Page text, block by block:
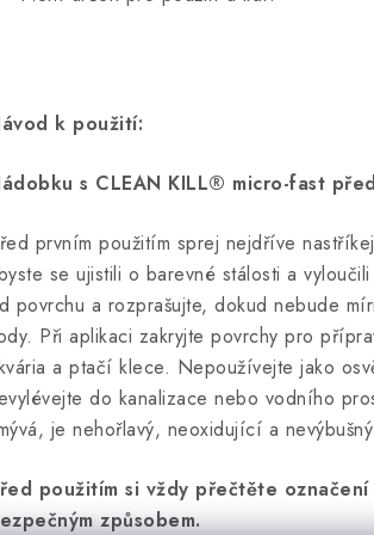
k použití:
s CLEAN KILL® micro-fast
prvním použitím sprej nejdříve
se ujistili o barevné stálosti a
povrchu a rozprašujte, dokud nebude
Při aplikaci zakryjte povrchy pro
a ptačí klece. Nepoužívejte jako
do kanalizace nebo vodního
je nehořlavý, neoxidující a
použitím si vždy přečtěte
způsobem.